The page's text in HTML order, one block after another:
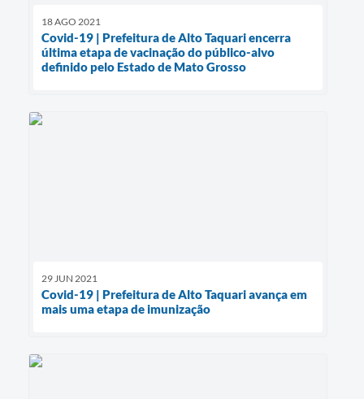
18 AGO 2021
Covid-19 | Prefeitura de Alto Taquari encerra
última etapa de vacinação do público-alvo
definido pelo Estado de Mato Grosso
29 JUN 2021
Covid-19 | Prefeitura de Alto Taquari avança em
mais uma etapa de imunização